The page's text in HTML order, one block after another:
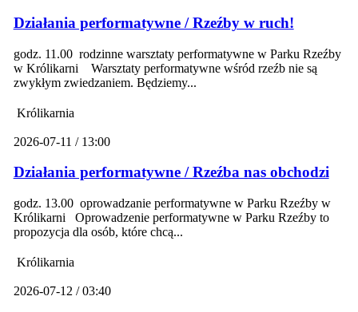
Działania performatywne / Rzeźby w ruch!
godz. 11.00 rodzinne warsztaty performatywne w Parku Rzeźby
w Królikarni Warsztaty performatywne wśród rzeźb nie są
zwykłym zwiedzaniem. Będziemy...
Królikarnia
2026-07-11 / 13:00
Działania performatywne / Rzeźba nas obchodzi
godz. 13.00 oprowadzanie performatywne w Parku Rzeźby w
Królikarni Oprowadzenie performatywne w Parku Rzeźby to
propozycja dla osób, które chcą...
Królikarnia
2026-07-12 / 03:40